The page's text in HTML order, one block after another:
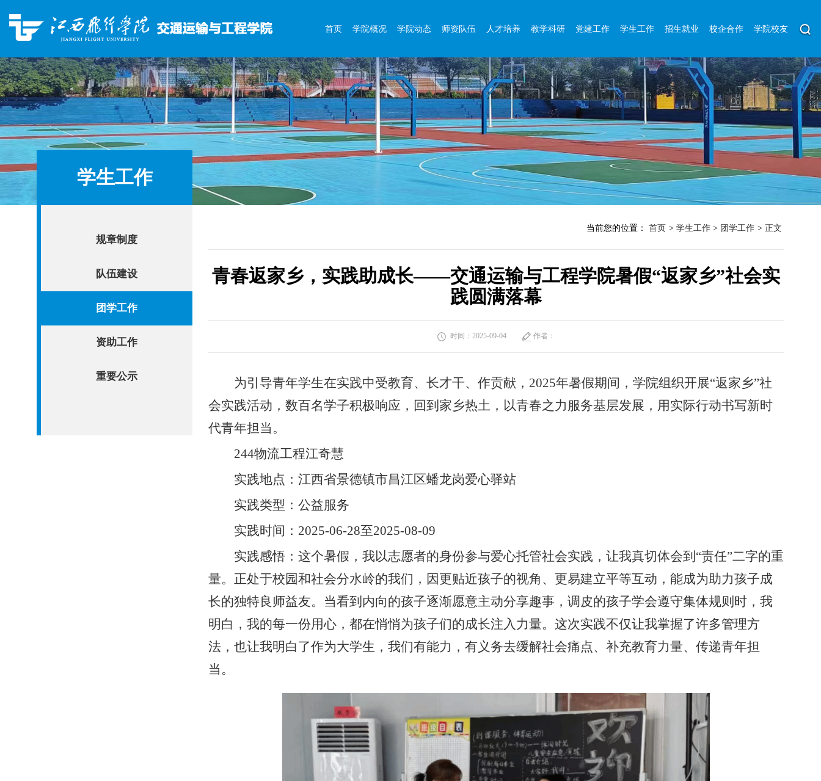
首页 学院概况 学院动态 师资队伍 人才培养 教学科研 党建工作 学生工作 招生就业 校企合作 学院校友
学生工作
规章制度
队伍建设
团学工作
资助工作
重要公示
当前您的位置： 首页 > 学生工作 > 团学工作 > 正文
青春返家乡，实践助成长——交通运输与工程学院暑假“返家乡”社会实
践圆满落幕
时间：2025-09-04 作者：
为引导青年学生在实践中受教育、长才干、作贡献，2025年暑假期间，学院组织开展“返家乡”社
会实践活动，数百名学子积极响应，回到家乡热土，以青春之力服务基层发展，用实际行动书写新时
代青年担当。
244物流工程江奇慧
实践地点：江西省景德镇市昌江区蟠龙岗爱心驿站
实践类型：公益服务
实践时间：2025-06-28至2025-08-09
实践感悟：这个暑假，我以志愿者的身份参与爱心托管社会实践，让我真切体会到“责任”二字的重
量。正处于校园和社会分水岭的我们，因更贴近孩子的视角、更易建立平等互动，能成为助力孩子成
长的独特良师益友。当看到内向的孩子逐渐愿意主动分享趣事，调皮的孩子学会遵守集体规则时，我
明白，我的每一份用心，都在悄悄为孩子们的成长注入力量。这次实践不仅让我掌握了许多管理方
法，也让我明白了作为大学生，我们有能力，有义务去缓解社会痛点、补充教育力量、传递青年担
当。